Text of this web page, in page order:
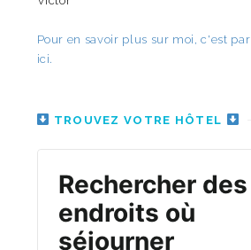
Pour en savoir plus sur moi, c'est par
ici.
TROUVEZ VOTRE HÔTEL